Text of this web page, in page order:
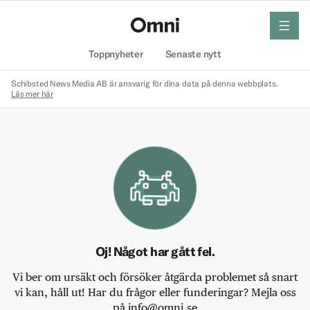
Toppnyheter Senaste nytt
meny
Schibsted News Media AB är ansvarig för dina data på denna webbplats.
Läs mer här
Oj! Något har gått fel.
Vi ber om ursäkt och försöker åtgärda problemet så snart
vi kan, håll ut! Har du frågor eller funderingar? Mejla oss